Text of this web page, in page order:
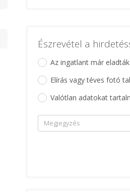
Észrevétel a
Az ingatlant már
Elírás vagy téves fotó
Valótlan adatokat